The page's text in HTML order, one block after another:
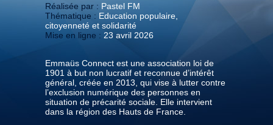
Réalisée par : Pastel FM
Thématique : Education populaire,
citoyenneté et solidarité
Mise en ligne : 23 avril 2026
Emmaüs Connect est une association loi de
1901 à but non lucratif et reconnue d’intérêt
général, créée en 2013, qui vise à lutter contre
l’exclusion numérique des personnes en
situation de précarité sociale. Elle intervient
dans la région des Hauts de France.